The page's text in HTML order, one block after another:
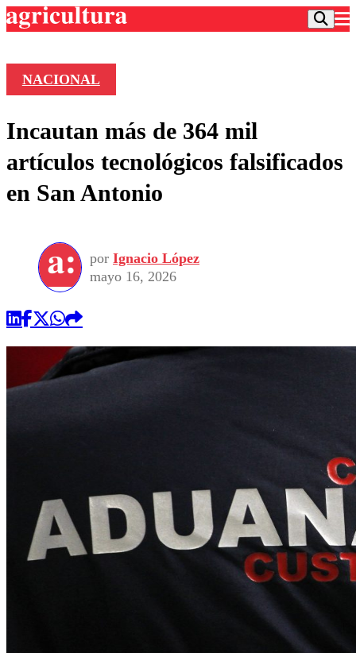
Frecuencias
Agricultura TV
Deportes
Colo Colo
Seleccion Chilena
Torneo Internacional
Universidad de Chile
Entretención
Economía
Internacional
Sustentabilidad
Publicaciones en medios
Opinión
NACIONAL
Incautan más de 364 mil
artículos tecnológicos falsificados
en San Antonio
por Ignacio López
mayo 16, 2026